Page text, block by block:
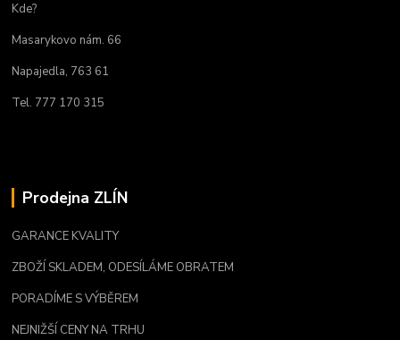
Kde?
Masarykovo nám. 66
Napajedla, 763 61
Tel. 777 170 315
Prodejna ZLÍN
GARANCE KVALITY
ZBOŽÍ SKLADEM, ODESÍLÁME OBRATEM
PORADÍME S VÝBĚREM
NEJNIŽŠÍ CENY NA TRHU